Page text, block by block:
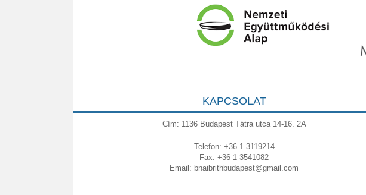
KAPCSOLAT
Cím: 1136 Budapest Tátra utca 14-16. 2A
Telefon: +36 1 3119214
Fax: +36 1 3541082
Email: bnaibrithbudapest@gmail.com